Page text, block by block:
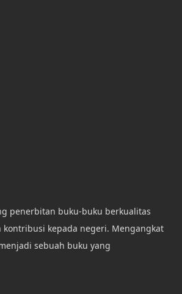
penerbitan buku-buku berkualitas
kontribusi kepada negeri. Mengangkat
sebuah buku yang